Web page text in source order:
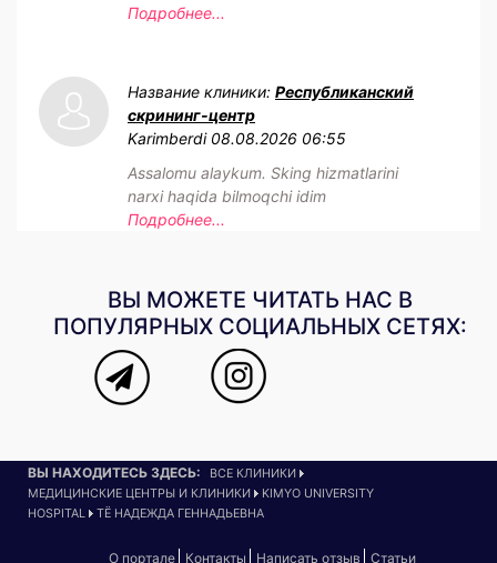
Подробнее...
Название клиники: Республиканский
скрининг-центр
Karimberdi 08.08.2026 06:55
Assalomu alaykum. Sking hizmatlarini
narxi haqida bilmoqchi idim
Подробнее...
ВЫ МОЖЕТЕ ЧИТАТЬ НАС В
ПОПУЛЯРНЫХ СОЦИАЛЬНЫХ СЕТЯХ:
ВЫ НАХОДИТЕСЬ ЗДЕСЬ:
ВСЕ КЛИНИКИ
МЕДИЦИНСКИЕ ЦЕНТРЫ И КЛИНИКИ
KIMYO UNIVERSITY
HOSPITAL
ТЁ НАДЕЖДА ГЕННАДЬЕВНА
О портале Контакты Написать отзыв Статьи